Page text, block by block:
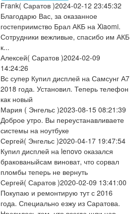
Frank( Саратов )2024-02-12 23:45:32
Благодарю Вас, за оказанное
гостеприимство Брал АКБ на Xiaomi.
Сотрудники вежливые, спасибо им АКБ
к...
Алексей( Саратов )2024-02-09
14:24:26
Вс супер Купил дисплей на Самсунг А7
2018 года. Установил. Теперь телефон
как новый
Мария ( Энгельс )2023-08-15 08:21:39
Доброе утро. Вы переустанавливаете
системы на ноутбуке
Сергей( Энгельс )2020-04-17 19:47:54
Купил дисплей на lenovo оказался
бракованыйсам виноват, что сорвал
пломбы теперь не вернуть
Сергей( Саратов )2020-02-09 13:41:00
Покупаю и ремонтирую тут с 2016
года. Специально езжу из Саратова.